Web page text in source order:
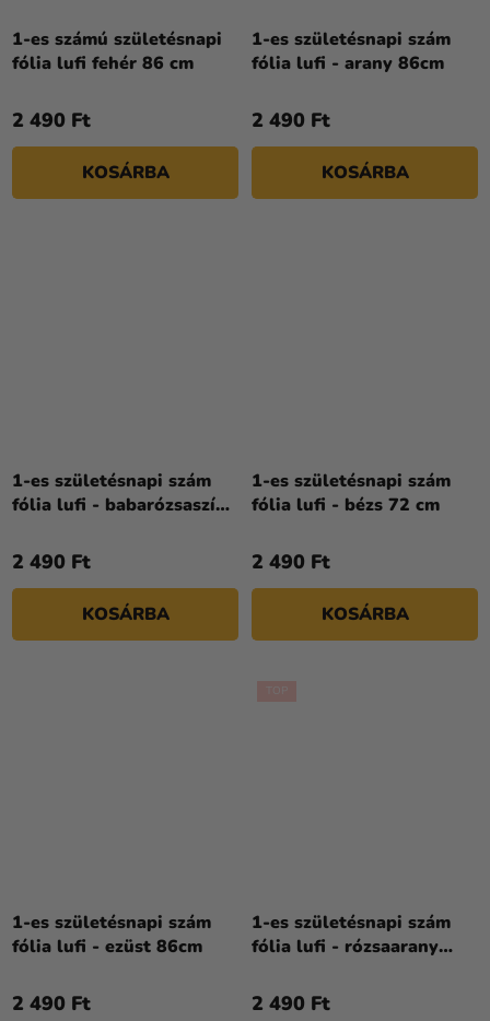
1-es számú születésnapi
fólia lufi fehér 86 cm
2 490 Ft
KOSÁRBA
1-es születésnapi szám
fólia lufi - arany 86cm
2 490 Ft
KOSÁRBA
1-es születésnapi szám
fólia lufi - babarózsaszín
2 490 Ft
KOSÁRBA
1-es születésnapi szám
fólia lufi - bézs 72 cm
2 490 Ft
KOSÁRBA
1-es születésnapi szám
fólia lufi - ezüst 86cm
2 490 Ft
1-es születésnapi szám
fólia lufi - rózsaarany
2 490 Ft